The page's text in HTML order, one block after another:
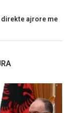
direkte ajrore me